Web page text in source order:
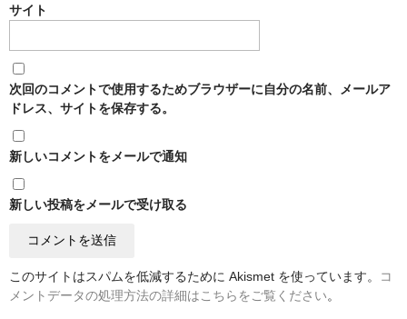
サイト
次回のコメントで使用するためブラウザーに自分の名前、メールア
ドレス、サイトを保存する。
新しいコメントをメールで通知
新しい投稿をメールで受け取る
このサイトはスパムを低減するために Akismet を使っています。
コ
メントデータの処理方法の詳細はこちらをご覧ください。